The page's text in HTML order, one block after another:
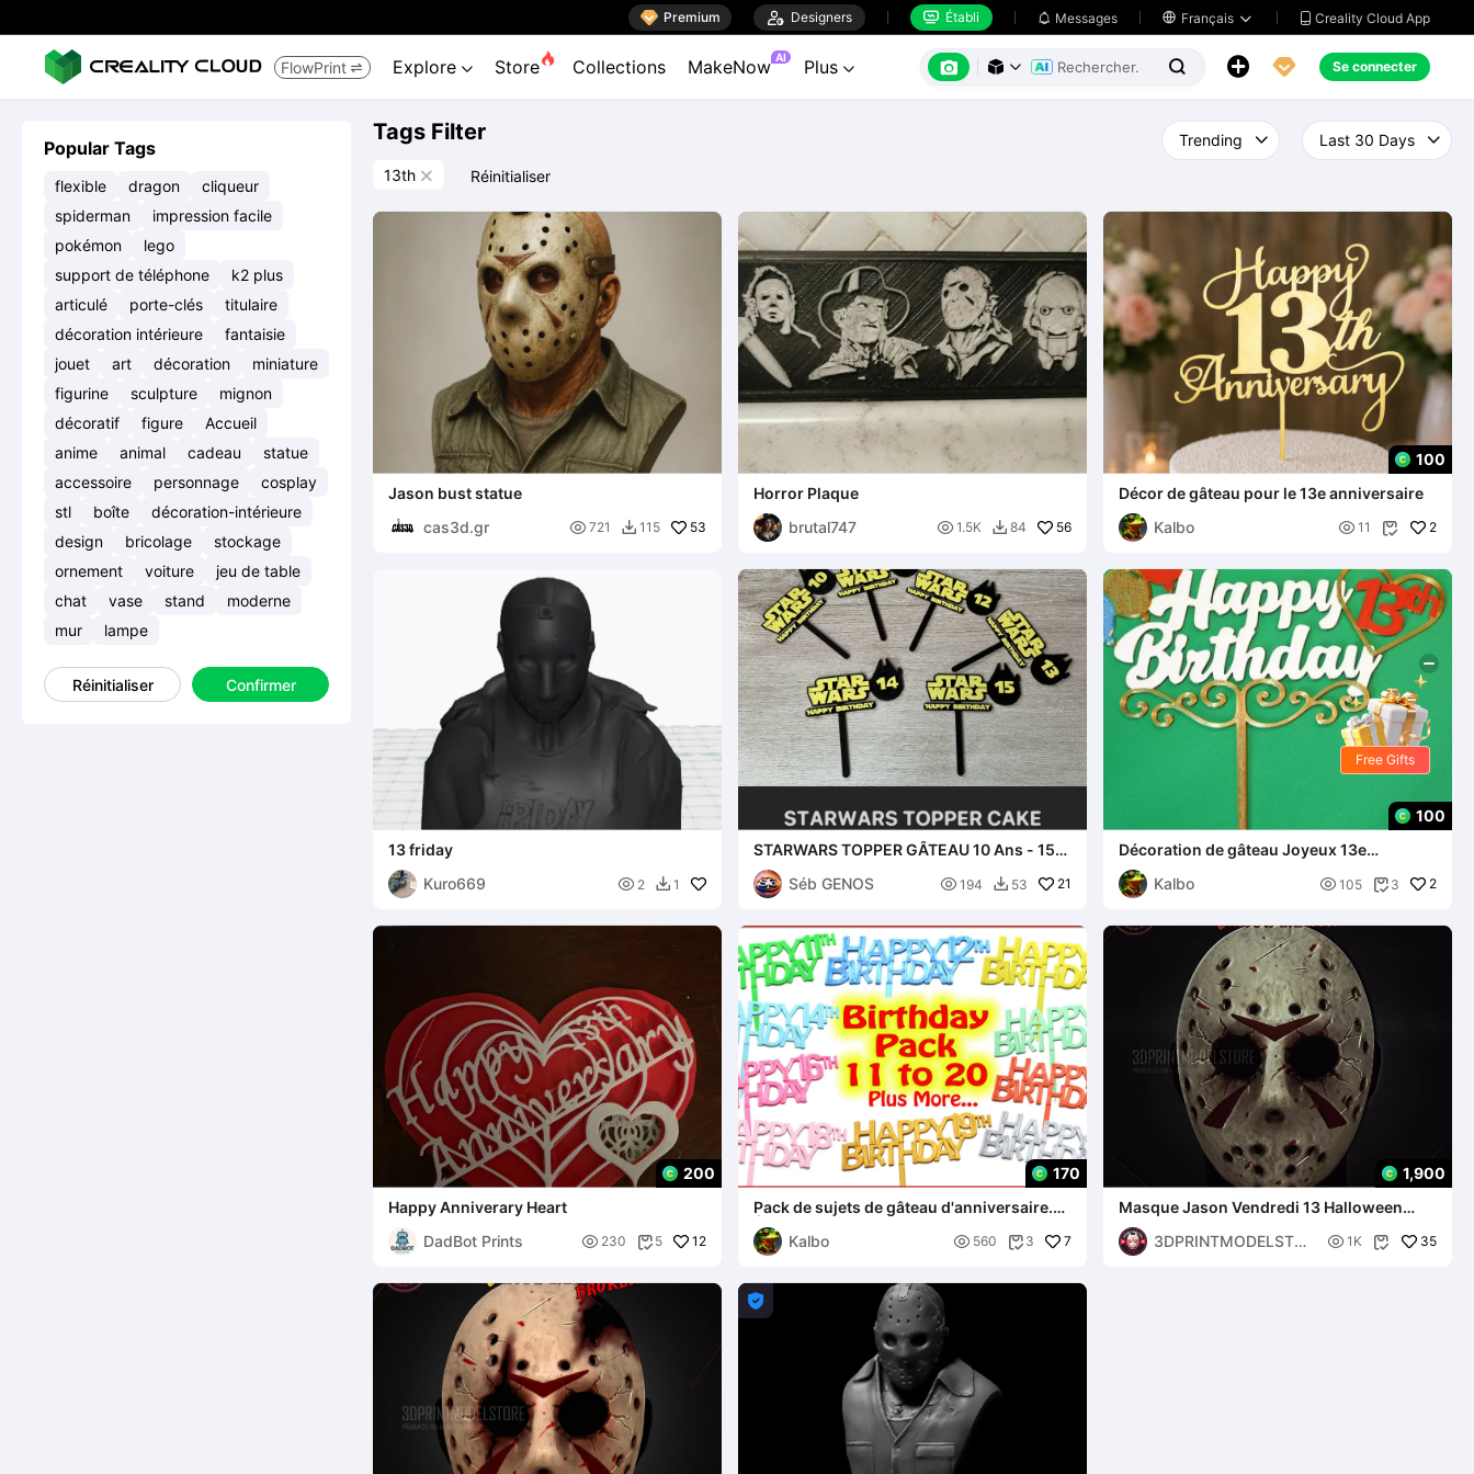
 Premium  Designers  Établi  Messages  Français   Creality Cloud App
FlowPrint  Explore  Store Collections MakeNow AI Plus        Se connecter
Popular Tags
flexible dragon
cliqueur
spiderman
impression facile
pokémon
lego
support de téléphone
k2 plus
articulé
porte-clés
titulaire
décoration intérieure
fantaisie
jouet
art décoration
miniature
figurine
sculpture
mignon
décoratif
figure
Accueil
anime
animal cadeau
statue
accessoire
personnage
cosplay
stl
boîte
décoration-intérieure
design
bricolage
stockage
ornement
voiture
jeu de table
chat
vase stand
moderne
mur
lampe
Réinitialiser Confirmer
Tags Filter
13th  Réinitialiser
Jason bust statue
cas3d.gr
 721  115 53
Horror Plaque
brutal747
 1.5K  84 56
100
Décor de gâteau pour le 13e anniversaire
Kalbo
 11  2
13 friday
Kuro669
 2  1
STARWARS TOPPER GÂTEAU 10 Ans - 15
Ans
Séb GENOS
 194  53 21
100
Décoration de gâteau Joyeux 13e
anniversaire
Kalbo
 105  3 2
200
Happy Anniverary Heart
DadBot Prints
 230  5 12
170
Pack de sujets de gâteau d'anniversaire.
Âges de 11 à 20 ans
Kalbo
 560  3 7
1,900
Masque Jason Vendredi 13 Halloween
Cosplay
3DPRINTMODELSTOR
 1K  35

Free Gifts